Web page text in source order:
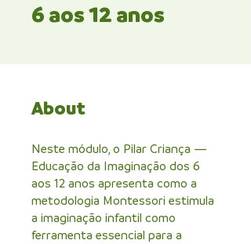
6 aos 12 anos
About
Neste módulo, o Pilar Criança —
Educação da Imaginação dos 6
aos 12 anos apresenta como a
metodologia Montessori estimula
a imaginação infantil como
ferramenta essencial para a